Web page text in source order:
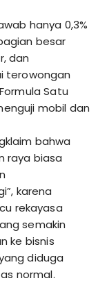
hanya 0,3%
besar
dan
terowongan
Satu
mobil dan
bahwa
raya biasa
karena
rekayasa
semakin
ke bisnis
diduga
normal.